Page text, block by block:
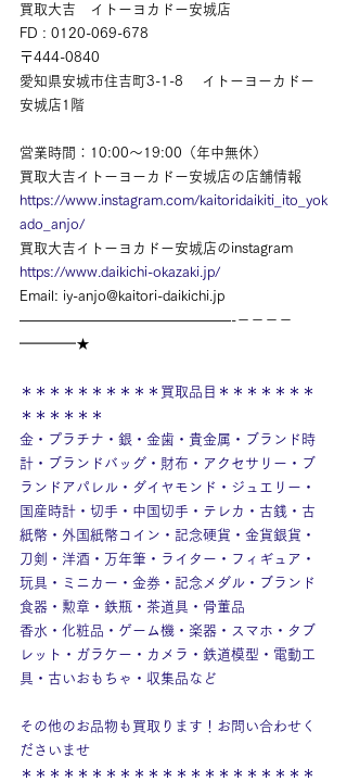
買取大吉　イトーヨカドー安城店
FD : 0120-069-678
〒444-0840
愛知県安城市住吉町3-1-8　 イトーヨーカドー
安城店1階
営業時間：10:00～19:00（年中無休）
買取大吉イトーヨーカドー安城店の店舗情報
https://www.instagram.com/kaitoridaikiti_ito_yok
ado_anjo/
買取大吉イトーヨカドー安城店のinstagram
https://www.daikichi-okazaki.jp/
Email: iy-anjo@kaitori-daikichi.jp
———————————————-－－－－
━━━━★
＊＊＊＊＊＊＊＊＊＊買取品目＊＊＊＊＊＊＊
＊＊＊＊＊＊
金・プラチナ・銀・金歯・貴金属・ブランド時
計・ブランドバッグ・財布・アクセサリー・ブ
ランドアパレル・ダイヤモンド・ジュエリー・
国産時計・切手・中国切手・テレカ・古銭・古
紙幣・外国紙幣コイン・記念硬貨・金貨銀貨・
刀剣・洋酒・万年筆・ライター・フィギュア・
玩具・ミニカー・金券・記念メダル・ブランド
食器・勲章・鉄瓶・茶道具・骨董品
香水・化粧品・ゲーム機・楽器・スマホ・タブ
レット・ガラケー・カメラ・鉄道模型・電動工
具・古いおもちゃ・収集品など
その他のお品物も買取ります！お問い合わせく
ださいませ
＊＊＊＊＊＊＊＊＊＊＊＊＊＊＊＊＊＊＊＊＊